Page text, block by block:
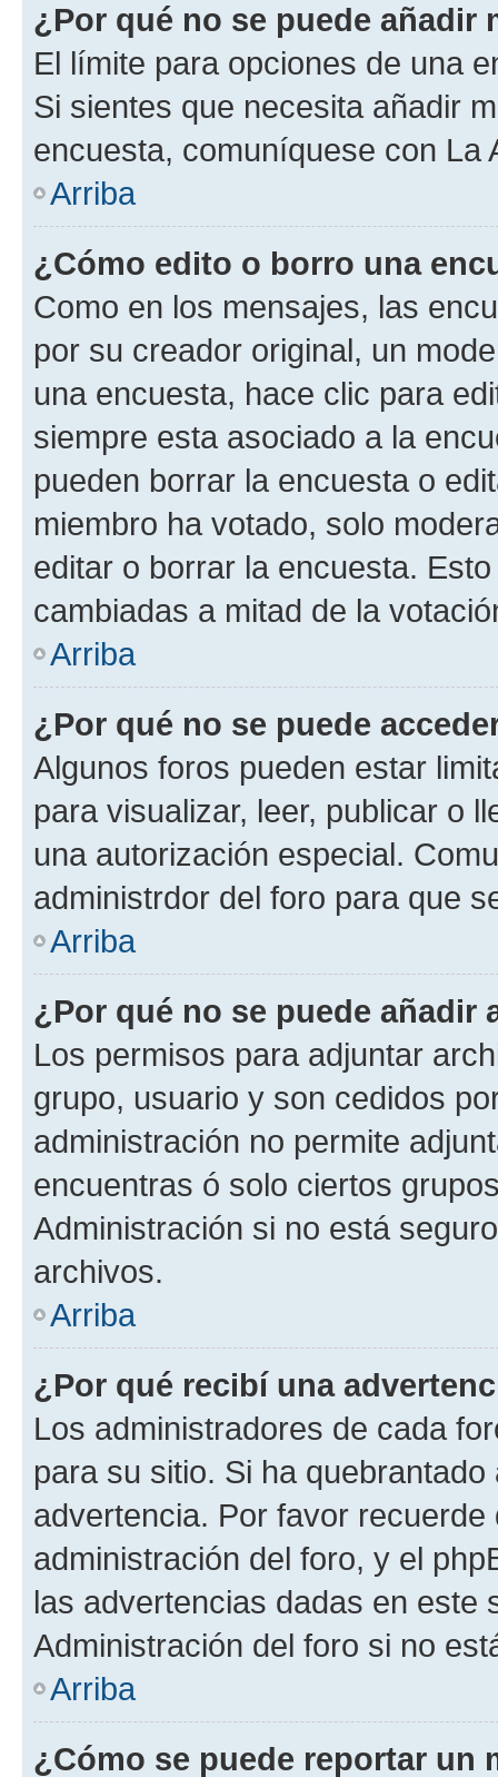
¿Por qué no se puede añadir
El límite para opciones de una
Si sientes que necesita añadir
encuesta, comuníquese con La
Arriba
¿Cómo edito o borro una
Como en los mensajes, las
por su creador original, un
una encuesta, hace clic para
siempre esta asociado a la
pueden borrar la encuesta o
miembro ha votado, solo
editar o borrar la encuesta.
cambiadas a mitad de la
Arriba
¿Por qué no se puede
Algunos foros pueden estar
para visualizar, leer, publicar o
una autorización especial.
administrdor del foro para que
Arriba
¿Por qué no se puede añadir
Los permisos para adjuntar
grupo, usuario y son cedidos
administración no permite
encuentras ó solo ciertos
Administración si no está
archivos.
Arriba
¿Por qué recibí una
Los administradores de cada
para su sitio. Si ha
advertencia. Por favor
administración del foro, y el
las advertencias dadas en este
Administración del foro si no
Arriba
¿Cómo se puede reportar un